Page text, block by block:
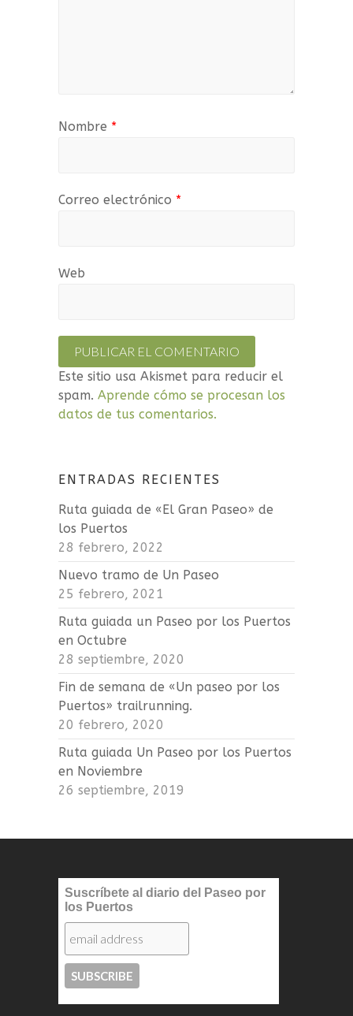
Nombre *
Correo electrónico *
Web
Este sitio usa Akismet para reducir el
spam. Aprende cómo se procesan los
datos de tus comentarios.
ENTRADAS RECIENTES
Ruta guiada de «El Gran Paseo» de
los Puertos
28 febrero, 2022
Nuevo tramo de Un Paseo
25 febrero, 2021
Ruta guiada un Paseo por los Puertos
en Octubre
28 septiembre, 2020
Fin de semana de «Un paseo por los
Puertos» trailrunning.
20 febrero, 2020
Ruta guiada Un Paseo por los Puertos
en Noviembre
26 septiembre, 2019
Suscríbete al diario del Paseo por
los Puertos